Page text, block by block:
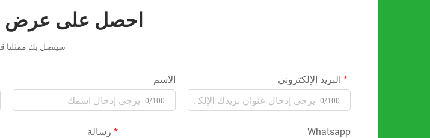
احصل على عرض
سيتصل بك ممثلنا
البريد الإلكتروني
0/100
الاسم
0/100
Whatsapp
رسالة